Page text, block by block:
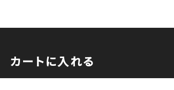
カートに入れる